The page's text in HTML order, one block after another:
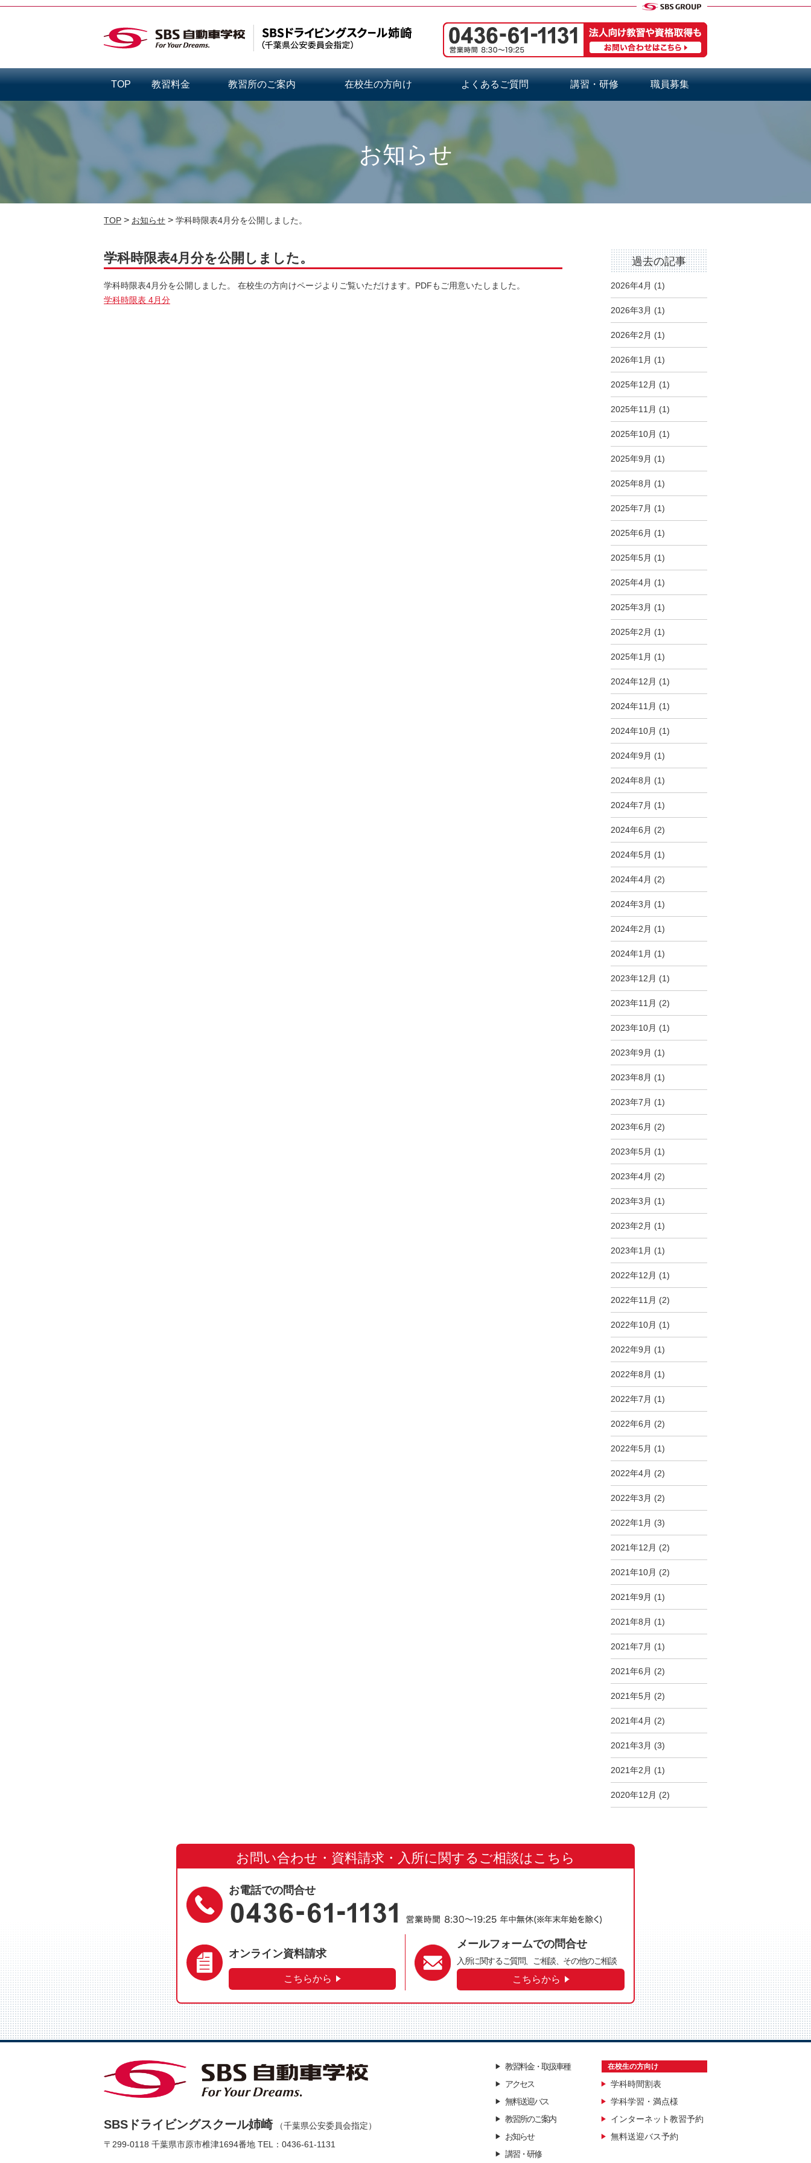
TOP 教習料金 教習所のご案内 在校生の方向け よくあるご質問 講習・研修 職員募集
お知らせ
TOP > お知らせ > 学科時限表4月分を公開しました。
学科時限表4月分を公開しました。
学科時限表4月分を公開しました。 在校生の方向けページよりご覧いただけます。PDFもご用意いたしました。
学科時限表 4月分
過去の記事
2026年4月 (1)
2026年3月 (1)
2026年2月 (1)
2026年1月 (1)
2025年12月 (1)
2025年11月 (1)
2025年10月 (1)
2025年9月 (1)
2025年8月 (1)
2025年7月 (1)
2025年6月 (1)
2025年5月 (1)
2025年4月 (1)
2025年3月 (1)
2025年2月 (1)
2025年1月 (1)
2024年12月 (1)
2024年11月 (1)
2024年10月 (1)
2024年9月 (1)
2024年8月 (1)
2024年7月 (1)
2024年6月 (2)
2024年5月 (1)
2024年4月 (2)
2024年3月 (1)
2024年2月 (1)
2024年1月 (1)
2023年12月 (1)
2023年11月 (2)
2023年10月 (1)
2023年9月 (1)
2023年8月 (1)
2023年7月 (1)
2023年6月 (2)
2023年5月 (1)
2023年4月 (2)
2023年3月 (1)
2023年2月 (1)
2023年1月 (1)
2022年12月 (1)
2022年11月 (2)
2022年10月 (1)
2022年9月 (1)
2022年8月 (1)
2022年7月 (1)
2022年6月 (2)
2022年5月 (1)
2022年4月 (2)
2022年3月 (2)
2022年1月 (3)
2021年12月 (2)
2021年10月 (2)
2021年9月 (1)
2021年8月 (1)
2021年7月 (1)
2021年6月 (2)
2021年5月 (2)
2021年4月 (2)
2021年3月 (3)
2021年2月 (1)
2020年12月 (2)
お問い合わせ・資料請求・ 入所に関するご相談はこちら
お電話での問合せ
オンライン資料請求
こちらから
メールフォームでの問合せ
入所に関するご質問、 ご相談、その他のご相談
こちらから
SBSドライビングスクール姉崎
（千葉県公安委員会指定）
〒299-0118 千葉県市原市椎津1694番地 TEL：0436-61-1131
教習料金・取扱車種
アクセス
無料送迎バス
教習所のご案内
お知らせ
講習・研修
在校生の方向け
学科時間割表
学科学習・満点様
インターネット教習予約
無料送迎バス予約